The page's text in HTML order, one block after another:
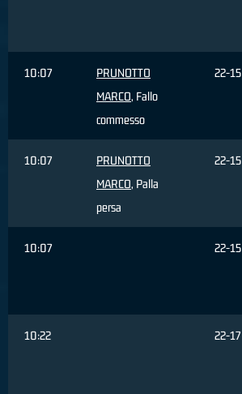
10:07
PRUNOTTO
MARCO, Fallo
commesso
22-15
10:07
PRUNOTTO
MARCO, Palla
persa
22-15
10:07 22-15
10:22 22-17